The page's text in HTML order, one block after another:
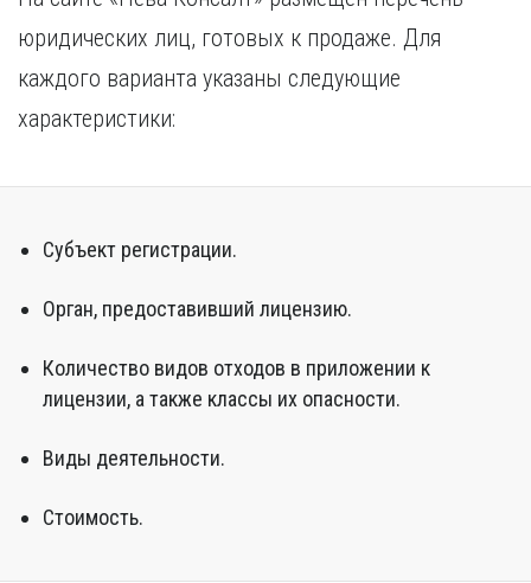
юридических лиц, готовых к продаже. Для
каждого варианта указаны следующие
характеристики:
Субъект регистрации.
Орган, предоставивший лицензию.
Количество видов отходов в приложении к
лицензии, а также классы их опасности.
Виды деятельности.
Стоимость.